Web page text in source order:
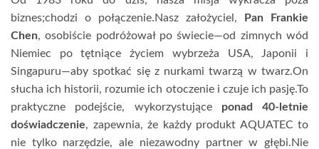
biznes;chodzi o połączenie.Nasz założyciel,
Pan Frankie
Chen, osobiście podróżował po świecie—od zimnych wód
Niemiec po tętniące życiem wybrzeża USA, Japonii i
Singapuru—aby spotkać się z nurkami twarzą w twarz.On
słucha ich historii, rozumie ich otoczenie i czuje ich pasję.To
praktyczne podejście, wykorzystujące ponad 40-letnie
doświadczenie, zapewnia, że każdy produkt AQUATEC to
nie tylko narzędzie, ale niezawodny partner w głębi.Nie